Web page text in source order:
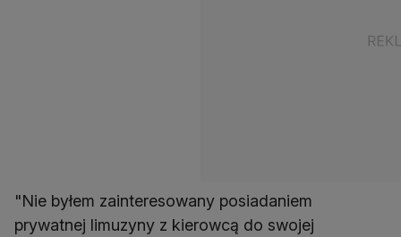
"Nie byłem zainteresowany posiadaniem
prywatnej limuzyny z kierowcą do swojej